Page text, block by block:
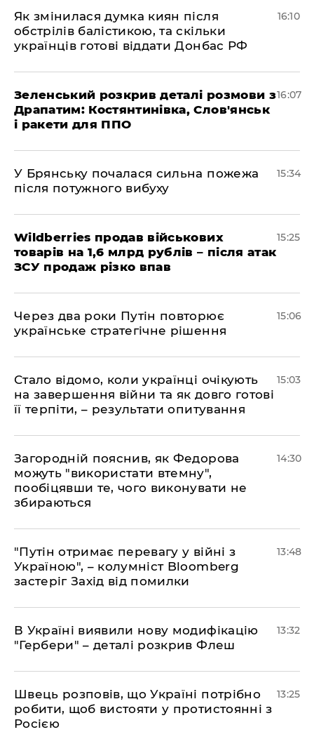
Як змінилася думка киян після
обстрілів балістикою, та скільки
українців готові віддати Донбас РФ
16:10
Зеленський розкрив деталі розмови з
Драпатим: Костянтинівка, Слов'янськ
і ракети для ППО
16:07
У Брянську почалася сильна пожежа
після потужного вибуху
15:34
Wildberries продав військових
товарів на 1,6 млрд рублів – після атак
ЗСУ продаж різко впав
15:25
Через два роки Путін повторює
українське стратегічне рішення
15:06
Стало відомо, коли українці очікують
на завершення війни та як довго готові
її терпіти, – результати опитування
15:03
Загородній пояснив, як Федорова
можуть "використати втемну",
пообіцявши те, чого виконувати не
збираються
14:30
"Путін отримає перевагу у війні з
Україною", – колумніст Bloomberg
застеріг Захід від помилки
13:48
В Україні виявили нову модифікацію
"Гербери" – деталі розкрив Флеш
13:32
Швець розповів, що Україні потрібно
робити, щоб вистояти у протистоянні з
Росією
13:25